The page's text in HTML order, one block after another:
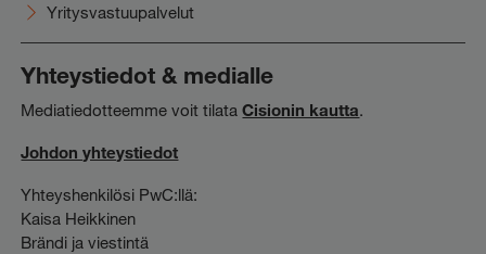
Yritysvastuupalvelut
Yhteystiedot & medialle
Mediatiedotteemme voit tilataCisionin kautta.
Johdon yhteystiedot
Yhteyshenkilösi PwC:llä:
Kaisa Heikkinen
Brändi ja viestintä